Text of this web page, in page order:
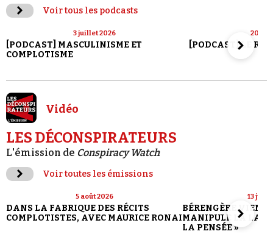
Voir tous les podcasts
3 juillet 2026
[PODCAST] MASCULINISME ET
COMPLOTISME
20
[PODCAST] LE
Vidéo
LES DÉCONSPIRATEURS
L'émission de Conspiracy Watch
Voir toutes les émissions
5 août 2026
DANS LA FABRIQUE DES RÉCITS
COMPLOTISTES, AVEC MAURICE RONAI
13
BÉRENGÈRE
MANIPULE LA
LA PENSÉE »